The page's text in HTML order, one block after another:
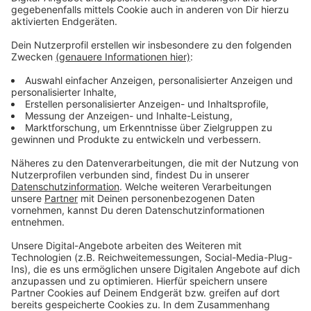
Atze Schröder - "Wat ne Woche" - Der
Anzeige
Was macht der Künstler eigentlich, wenn er nicht auf
der Bühne oder vor der Kamera steht? Hier erfahren
wir es. Im Podcast " Wat ne Woche" erzählt Atze
Anekdoten, intime Geständnisse und haut natürlich
seine Lieblingspromis in die Pfanne, so wie wir ihn
kennen und lieben. Atze Schröder und sein ganz
persönlicher Wochenrückblick - so privat wie noch nie,
Anzeige